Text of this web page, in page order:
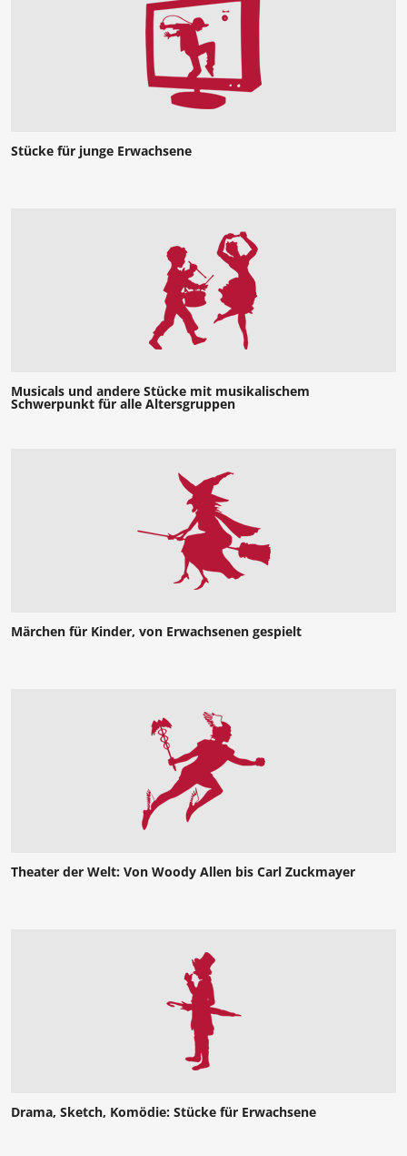
Stücke für junge Erwachsene
Musicals und andere Stücke mit musikalischem
Schwerpunkt für alle Altersgruppen
Märchen für Kinder, von Erwachsenen gespielt
Theater der Welt: Von Woody Allen bis Carl Zuckmayer
Drama, Sketch, Komödie: Stücke für Erwachsene